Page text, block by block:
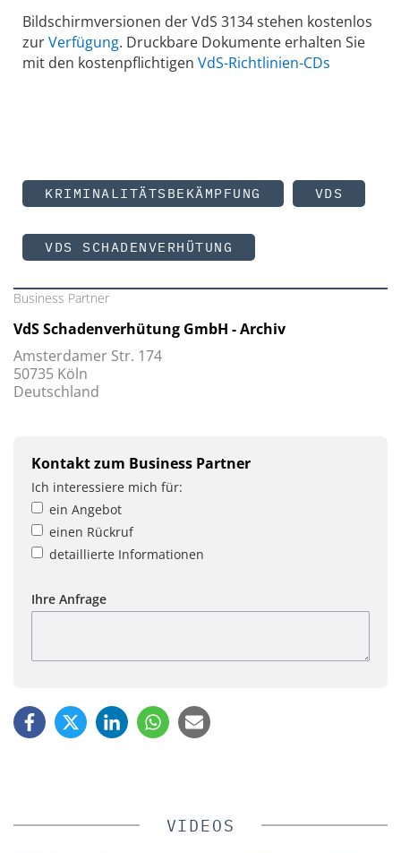
Bildschirmversionen der VdS 3134 stehen kostenlos
zurVerfügung. Druckbare Dokumente erhalten Sie
mit den kostenpflichtigen VdS-Richtlinien-CDs
KRIMINALITÄTSBEKÄMPFUNG VDS
VDS SCHADENVERHÜTUNG
Business Partner
VdS Schadenverhütung GmbH - Archiv
Amsterdamer Str. 174
50735 Köln
Deutschland
Kontakt zum Business Partner
Ich interessiere mich für:
ein Angebot
einen Rückruf
detaillierte Informationen
Ihre Anfrage
VIDEOS